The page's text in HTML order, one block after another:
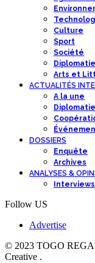
Culture
Sport
Société
Diplomatie
Arts et
ACTUALITÉS
A la une
Diplomatie
DOSSIERS
Enquête
Archives
ANALYSES &
Interviews
Follow US
Advertise
© 2023 TOGO
Creative .